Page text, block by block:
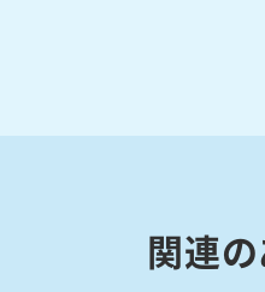
関連